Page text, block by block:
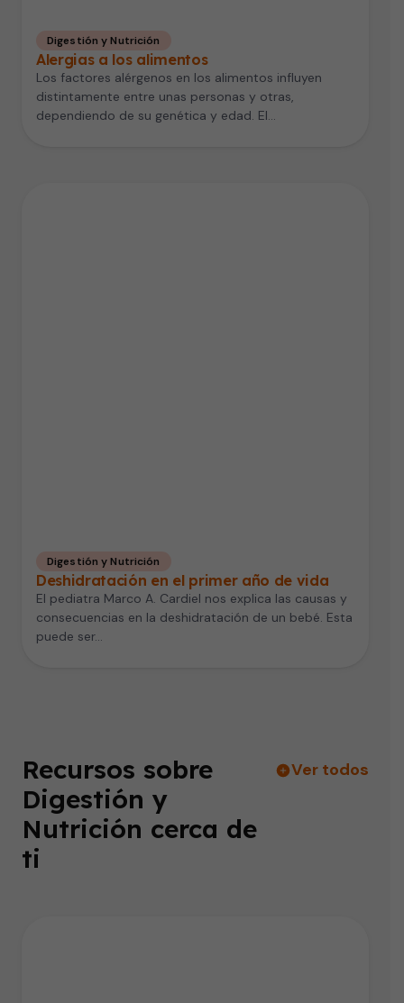
Digestión y Nutrición
Alergias a los alimentos
Los factores alérgenos en los alimentos influyen
distintamente entre unas personas y otras,
dependiendo de su genética y edad. El…
Digestión y Nutrición
Deshidratación en el primer año de vida
El pediatra Marco A. Cardiel nos explica las causas y
consecuencias en la deshidratación de un bebé. Esta
puede ser…
Recursos sobre
Digestión y
Nutrición cerca de
ti
Ver todos